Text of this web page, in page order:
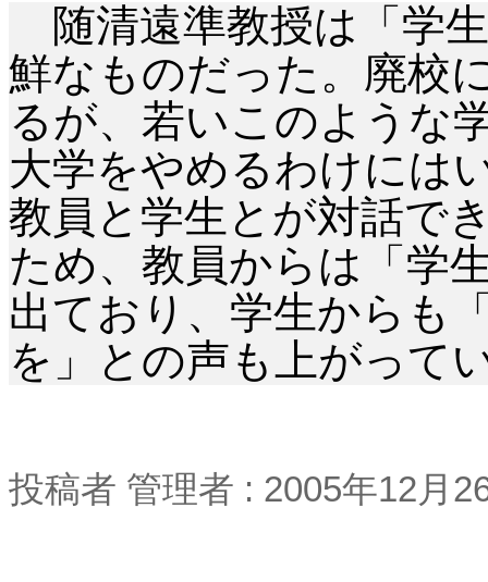
随清遠準教授は「学
鮮なものだった。廃校
るが、若いこのような
大学をやめるわけには
教員と学生とが対話で
ため、教員からは「学
出ており、学生からも
を」との声も上がって
投稿者 管理者 : 2005年12月